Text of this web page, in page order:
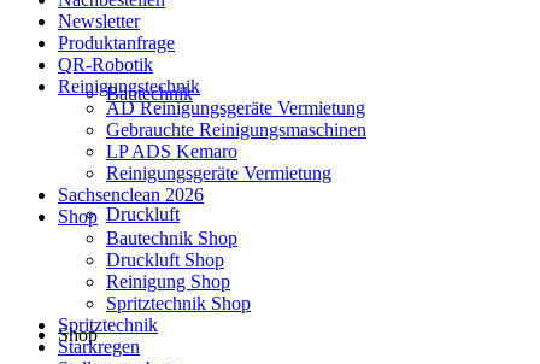
Bautechnik
Druckluft
Shop
Newsletter
Produktanfrage
QR-Robotik
Reinigungstechnik
AD Reinigungsgeräte Vermietung
Gebrauchte Reinigungsmaschinen
LP ADS Kemaro
Reinigungsgeräte Vermietung
Sachsenclean 2026
Shop
Bautechnik Shop
Druckluft Shop
Reinigung Shop
Spritztechnik Shop
Spritztechnik
Starkregen